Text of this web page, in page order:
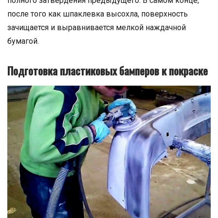
после того как шпаклевка высохла, поверхность
зачищается и выравнивается мелкой наждачной
бумагой.
Подготовка пластиковых бамперов к покраске